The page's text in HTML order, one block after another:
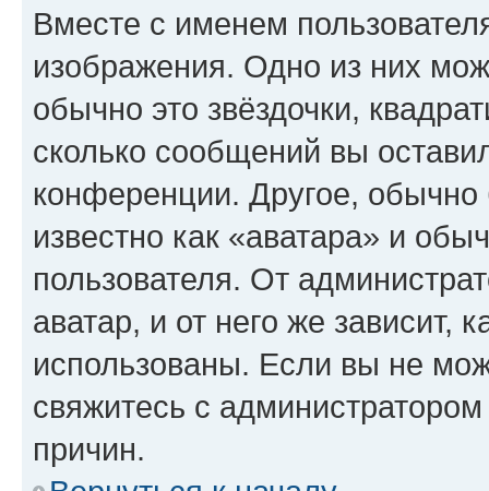
Вместе с именем
изображения. Одно из них
обычно это звёздочки,
сколько сообщений вы
конференции. Другое,
известно как «аватара» и
пользователя. От
аватар, и от него же зависит,
использованы. Если вы не
свяжитесь с
причин.